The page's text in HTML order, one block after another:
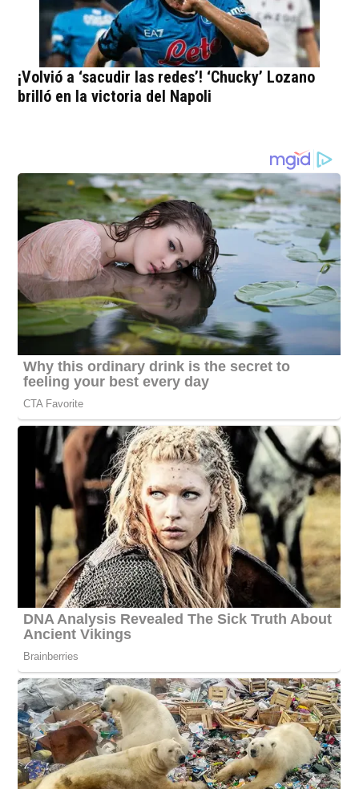
¡Volvió a ‘sacudir las redes’! ‘Chucky’ Lozano
brilló en la victoria del Napoli